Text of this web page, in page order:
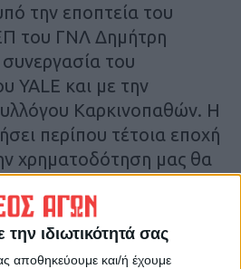
ιδιωτικότητά σας
αποθηκεύουμε και/ή έχουμε
την εποπτεία του
του ΓΝΛ Δημήτρη
του
ΥΑLE και με την
Καρκινοπαθών. H
περίπου τέτοια εποχή
χρηματοδότηση μας θα
όπως κι άλλες
στη συνέχεια να μπορούν
τις πολύτιμες